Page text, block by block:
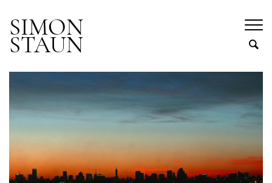
SIMON
STAUN